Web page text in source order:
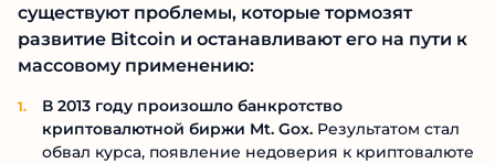
существуют проблемы, которые тормозят
развитие Bitcoin и останавливают его на пути к
массовому применению:
В 2013 году произошло банкротство
криптовалютной биржи Mt. Gox. Результатом стал
обвал курса, появление недоверия к криптовалюте